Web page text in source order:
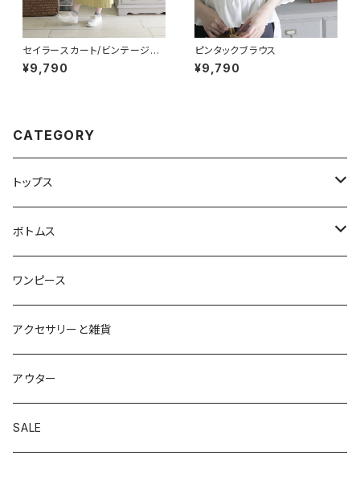
セイラースカート/ビンテージイ
エロー
¥9,790
ピンタックブラウス
¥9,790
CATEGORY
トップス
ブラウス
カットソー
ニット
ボトムス
パンツ
スカート
ワンピース
アクセサリーと雑貨
アウター
SALE